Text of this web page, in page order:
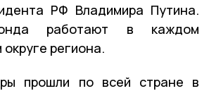
РФ Владимира Путина.
работают в каждом
региона.
прошли по всей стране в